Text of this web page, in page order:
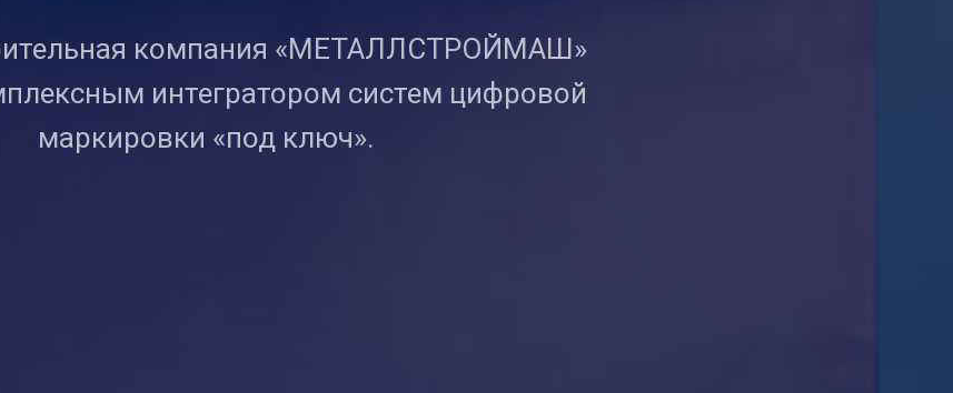
компания «МЕТАЛЛСТРОЙМАШ»
интегратором систем цифровой
маркировки «под ключ».